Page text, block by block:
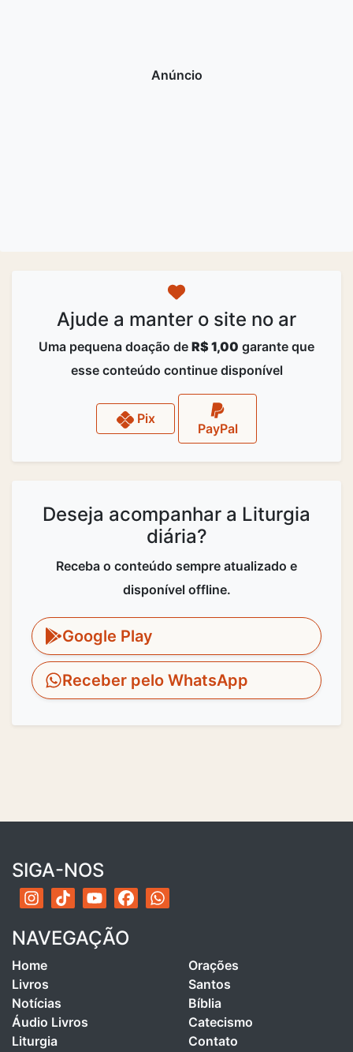
Ajude a manter o site no ar
Uma pequena doação de R$ 1,00 garante que
esse conteúdo continue disponível
Pix
PayPal
Deseja acompanhar a Liturgia
diária?
Receba o conteúdo sempre atualizado e
disponível offline.
Google Play
Receber pelo WhatsApp
SIGA-NOS
NAVEGAÇÃO
Home
Livros
Notícias
Áudio Livros
Liturgia
Orações
Santos
Bíblia
Catecismo
Contato